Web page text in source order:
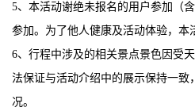
5、本活动谢绝未报名的用户参加（
参加。为了他人健康及活动体验，本
6、行程中涉及的相关景点景色因受
法保证与活动介绍中的展示保持一致
况。